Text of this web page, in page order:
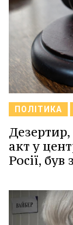
ПОЛІТИКА
акт у
Росії,